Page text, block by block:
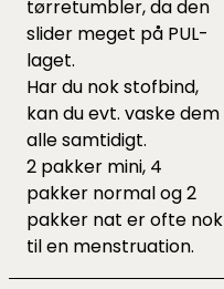
tørretumbler, da den
slider meget på PUL-
laget.
Har du nok stofbind,
kan du evt. vaske dem
alle samtidigt.
2 pakker mini, 4
pakker normal og 2
pakker nat er ofte nok
til en menstruation.